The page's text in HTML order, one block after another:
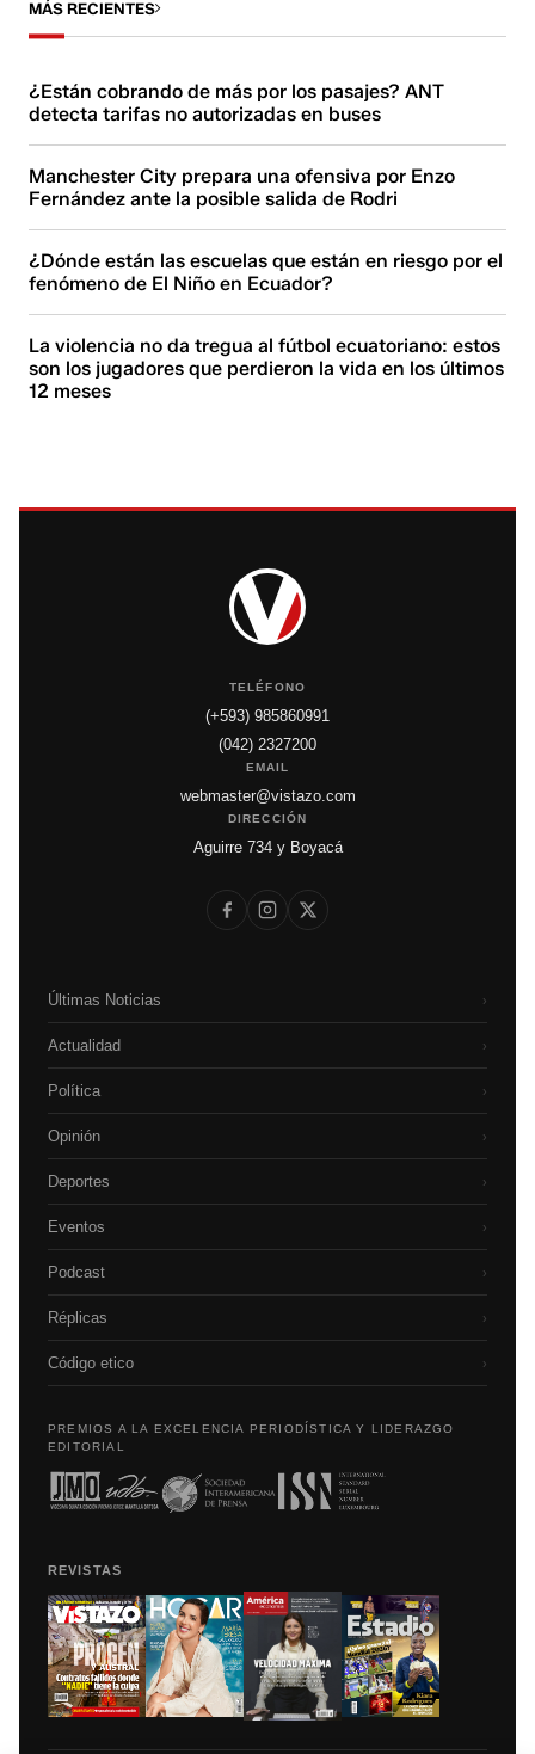
MÁS RECIENTES
¿Están cobrando de más por los pasajes? ANT
detecta tarifas no autorizadas en buses
Manchester City prepara una ofensiva por Enzo
Fernández ante la posible salida de Rodri
¿Dónde están las escuelas que están en riesgo por el
fenómeno de El Niño en Ecuador?
La violencia no da tregua al fútbol ecuatoriano: estos
son los jugadores que perdieron la vida en los últimos
12 meses
TELÉFONO
(+593) 985860991
(042) 2327200
EMAIL
webmaster@vistazo.com
DIRECCIÓN
Aguirre 734 y Boyacá
Últimas Noticias ›
Actualidad ›
Política ›
Opinión ›
Deportes ›
Eventos ›
Podcast ›
Réplicas ›
Código etico ›
PREMIOS A LA EXCELENCIA PERIODÍSTICA Y LIDERAZGO
EDITORIAL
REVISTAS